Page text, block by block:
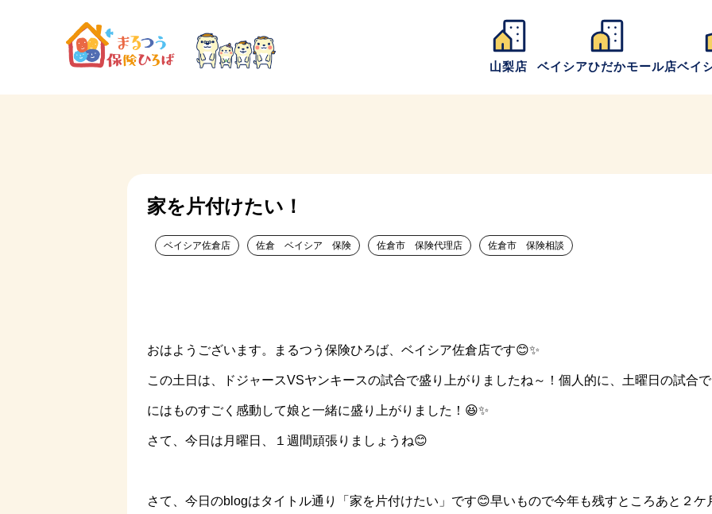
山梨店 ベイシアひだかモール店ベイ
家を片付けたい！
ベイシア佐倉店 佐倉 ベイシア 保険 佐倉市 保険代理店 佐倉市 保険相談
おはようございます。まるつう保険ひろば、ベイシア佐倉店です😊✨
この土日は、ドジャースVSヤンキースの試合で盛り上がりましたね～！個人的に、土曜日の試合
にはものすごく感動して娘と一緒に盛り上がりました！😆✨
さて、今日は月曜日、１週間頑張りましょうね😊
さて、今日のblogはタイトル通り「家を片付けたい」です😊早いもので今年も残すところあと２